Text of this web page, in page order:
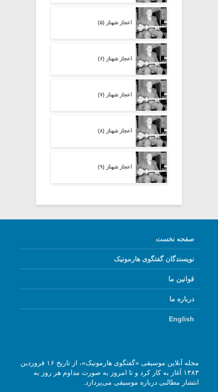
اعجاز شهناز (۵)
اعجاز شهناز (۶)
اعجاز شهناز (۷)
اعجاز شهناز (۸)
اعجاز شهناز (۹)
صفحه نخست
نویسندگان گفتگوی هارمونیک
قوانین ما
درباره ما
English
مجله آنلاین موسیقی «گفتگوی هارمونیک»، از تاریخ ۱۶ فروردین
۱۳۸۳ آغاز به کار کرد و تا امروز به صورت مداوم هر روز به
انتشار مطالبی درباره موسیقی می‌پردازد.